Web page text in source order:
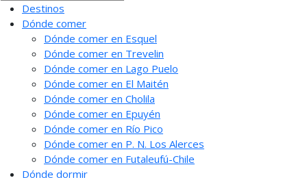
Destinos
Dónde comer
Dónde comer en Esquel
Dónde comer en Trevelin
Dónde comer en Lago Puelo
Dónde comer en El Maitén
Dónde comer en Cholila
Dónde comer en Epuyén
Dónde comer en Río Pico
Dónde comer en P. N. Los Alerces
Dónde comer en Futaleufú-Chile
Dónde dormir